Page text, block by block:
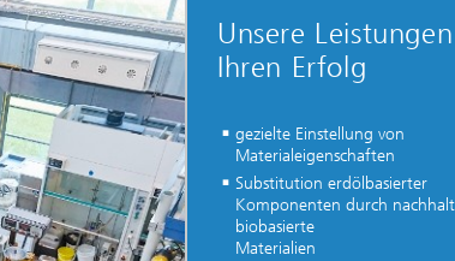
Unsere
Ihren Erfolg
gezielte Einstellung von
Materialeigenschaften
Substitution erdölbasierter
Komponenten durch
biobasierte
Materialien